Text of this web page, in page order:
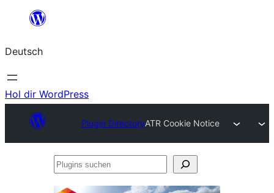
springen
Deutsch
Hol dir WordPress
Plugin DirectoryATR Cookie Notice
Plugins